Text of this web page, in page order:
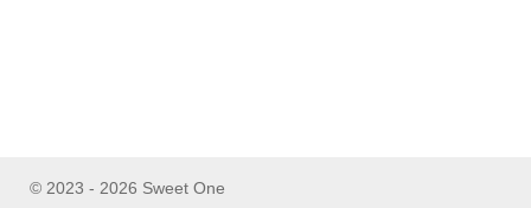
© 2023 - 2026 Sweet One